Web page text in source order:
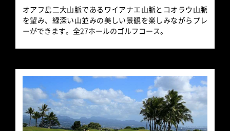
オアフ島二大山脈であるワイアナエ山脈とコオラウ山脈
を望み、緑深い山並みの美しい景観を楽しみながらプレ
ーができます。全27ホールのゴルフコース。